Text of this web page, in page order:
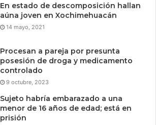
En estado de descomposición hallan
aúna joven en Xochimehuacán
14 mayo, 2021
Procesan a pareja por presunta
posesión de droga y medicamento
controlado
9 octubre, 2023
Sujeto habría embarazado a una
menor de 16 años de edad; está en
prisión